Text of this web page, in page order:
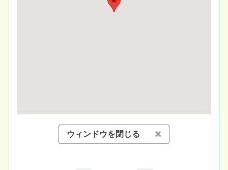
ウィンドウを閉じる